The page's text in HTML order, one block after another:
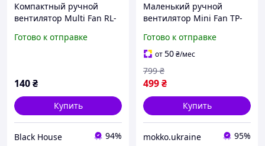
Компактный ручной
вентилятор Multi Fan RL-
Готово к отправке
140₴
Купить
Black House 94%
Маленький ручной
вентилятор Mini Fan TP-
переносной вентилятор
для дома с разными
скоростями
Готово к отправке
от50₴/мес
499₴
799 ₴
Купить
mokko.ukraine 95%